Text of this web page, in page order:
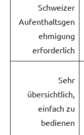
Schweizer
Aufenthaltsgen
ehmigung
erforderlich
Sehr
übersichtlich,
einfach zu
bedienen